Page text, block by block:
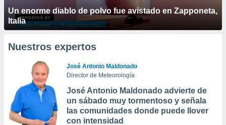
Un enorme diablo de polvo fue avistado en Zapponeta,
Italia
Nuestros expertos
José Antonio Maldonado
Director de Meteorología
José Antonio Maldonado advierte de
un sábado muy tormentoso y señala
las comunidades donde puede llover
con intensidad